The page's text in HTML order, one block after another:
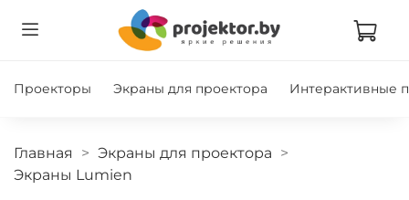
Проекторы Экраны для проектора Интерактивные
Главная
Экраны для проектора
Экраны Lumien